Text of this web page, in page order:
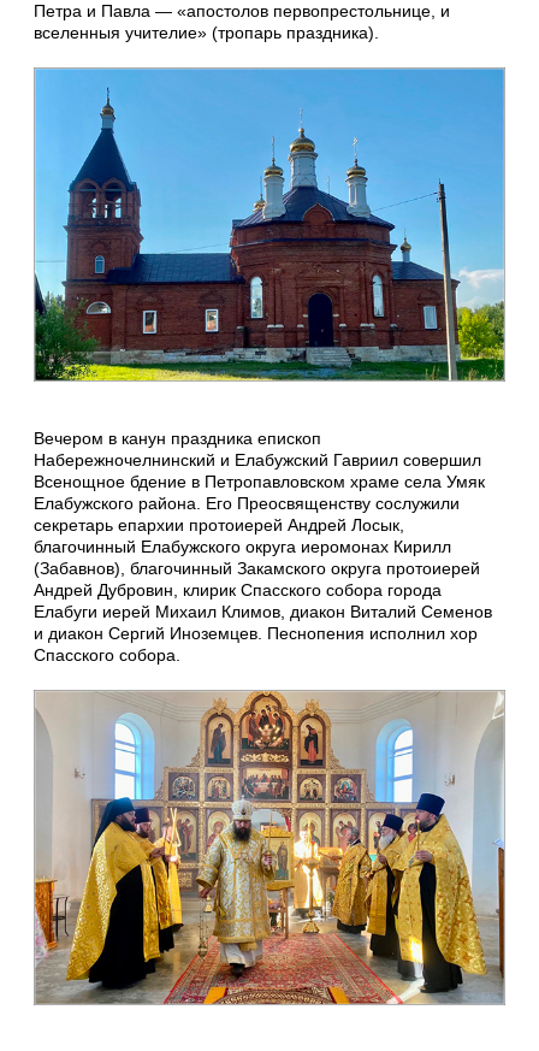
Петра и Павла — «апостолов первопрестольнице, и
вселенныя учителие» (тропарь праздника).
Вечером в канун праздника епископ
Набережночелнинский и Елабужский Гавриил совершил
Всенощное бдение в Петропавловском храме села Умяк
Елабужского района. Его Преосвященству сослужили
секретарь епархии протоиерей Андрей Лосык,
благочинный Елабужского округа иеромонах Кирилл
(Забавнов), благочинный Закамского округа протоиерей
Андрей Дубровин, клирик Спасского собора города
Елабуги иерей Михаил Климов, диакон Виталий Семенов
и диакон Сергий Иноземцев. Песнопения исполнил хор
Спасского собора.